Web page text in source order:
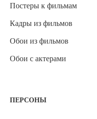
Постеры к фильмам
Кадры из фильмов
Обои из фильмов
Обои с актерами
ПЕРСОНЫ